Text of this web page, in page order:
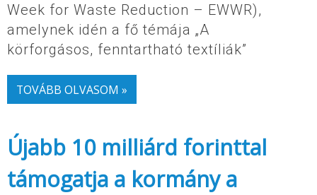
Week for Waste Reduction – EWWR),
amelynek idén a fő témája „A
körforgásos, fenntartható textíliák”
TOVÁBB OLVASOM »
Újabb 10 milliárd forinttal
támogatja a kormány a